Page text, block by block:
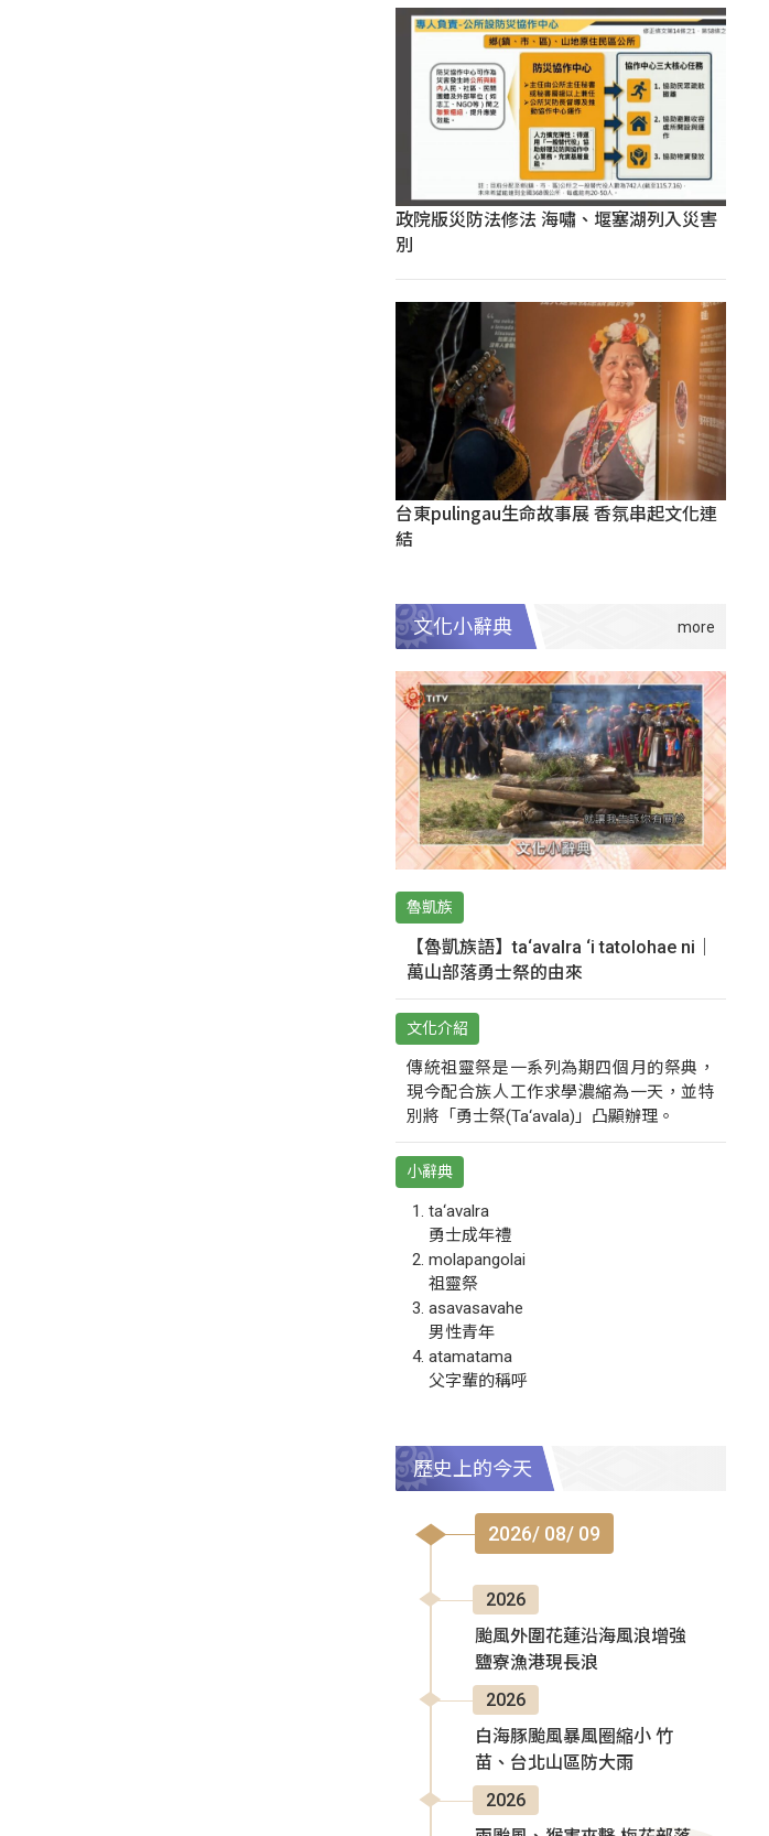
政院版災防法修法 海嘯、堰塞湖列入災害
別
台東pulingau生命故事展 香氛串起文化連
結
文化小辭典
魯凱族
【魯凱族語】ta‘avalra ‘i tatolohae ni｜
萬山部落勇士祭的由來
文化介紹
傳統祖靈祭是一系列為期四個月的祭典，
現今配合族人工作求學濃縮為一天，並特
別將「勇士祭(Ta‘avala)」凸顯辦理。
小辭典
ta‘avalra
勇士成年禮
molapangolai
祖靈祭
asavasavahe
男性青年
atamatama
父字輩的稱呼
歷史上的今天
2026/ 08/ 09
2026
颱風外圍花蓮沿海風浪增強
鹽寮漁港現長浪
2026
白海豚颱風暴風圈縮小 竹
苗、台北山區防大雨
2026